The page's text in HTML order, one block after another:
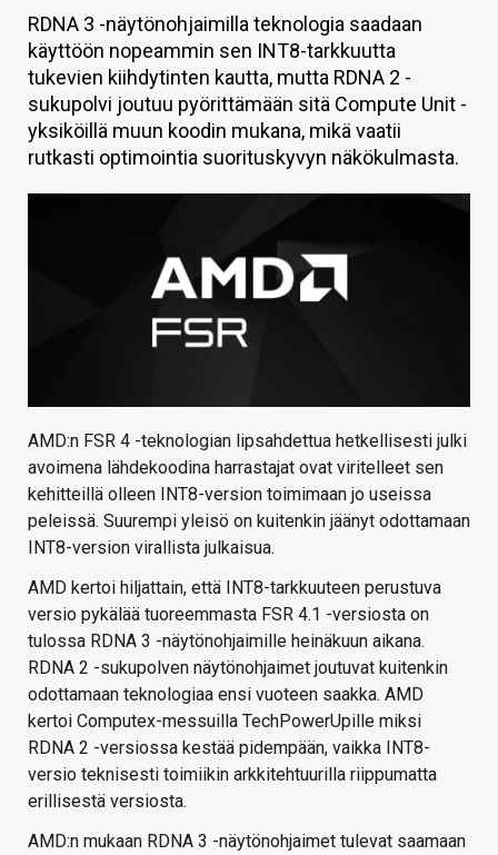
TIETOA
HINTA.FI
KAUPPA
VAIHDA TEEMA
RDNA 3 -näytönohjaimilla teknologia saadaan
käyttöön nopeammin sen INT8-tarkkuutta
tukevien kiihdytinten kautta, mutta RDNA 2 -
sukupolvi joutuu pyörittämään sitä Compute Unit -
yksiköillä muun koodin mukana, mikä vaatii
rutkasti optimointia suorituskyvyn näkökulmasta.
AMD:n FSR 4 -teknologian lipsahdettua hetkellisesti julki
avoimena lähdekoodina harrastajat ovat viritelleet sen
kehitteillä olleen INT8-version toimimaan jo useissa
peleissä. Suurempi yleisö on kuitenkin jäänyt odottamaan
INT8-version virallista julkaisua.
AMD kertoi hiljattain, että INT8-tarkkuuteen perustuva
versio pykälää tuoreemmasta FSR 4.1 -versiosta on
tulossa RDNA 3 -näytönohjaimille heinäkuun aikana.
RDNA 2 -sukupolven näytönohjaimet joutuvat kuitenkin
odottamaan teknologiaa ensi vuoteen saakka. AMD
kertoi Computex-messuilla TechPowerUpille miksi
RDNA 2 -versiossa kestää pidempään, vaikka INT8-
versio teknisesti toimiikin arkkitehtuurilla riippumatta
erillisestä versiosta.
AMD:n mukaan RDNA 3 -näytönohjaimet tulevat saamaan